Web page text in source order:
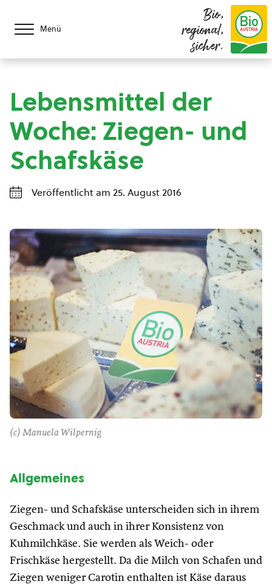
Menü
Bio,
regional,
sicher.
Lebensmittel der
Woche: Ziegen- und
Schafskäse
Veröffentlicht am 25. August 2016
(c) Manuela Wilpernig
Allgemeines
Ziegen- und Schafskäse unterscheiden sich in ihrem
Geschmack und auch in ihrer Konsistenz von
Kuhmilchkäse. Sie werden als Weich- oder
Frischkäse hergestellt. Da die Milch von Schafen und
Ziegen weniger Carotin enthalten ist Käse daraus